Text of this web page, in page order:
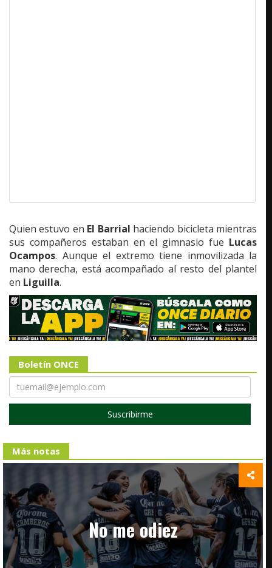
Quien estuvo en El Barrial haciendo bicicleta mientras
sus compañeros estaban en el gimnasio fue Lucas
Ocampos. Aunque el extremo tiene inmovilizada la
mano derecha, está acompañado al resto del plantel
en Liguilla.
Boletín ONCE
Suscribirme
Más notas
No me odiez